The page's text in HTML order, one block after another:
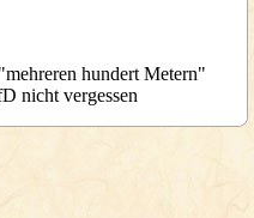
hundert Metern"
nicht vergessen